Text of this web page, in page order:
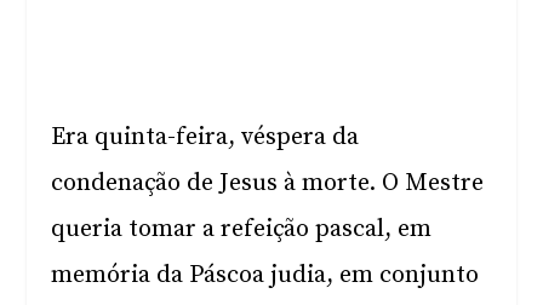
Era quinta-feira, véspera da
condenação de Jesus à morte. O Mestre
queria tomar a refeição pascal, em
memória da Páscoa judia, em conjunto